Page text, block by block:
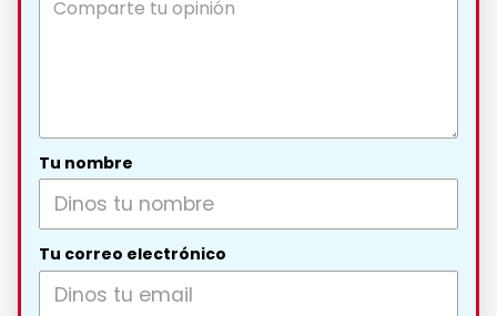
Tu nombre
Tu correo electrónico